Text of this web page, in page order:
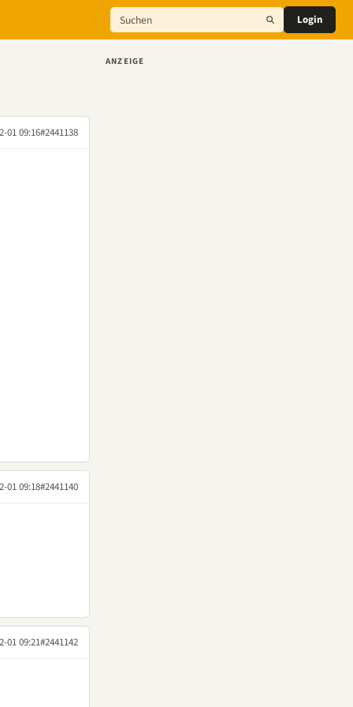
Login
01 09:16#2441138
01 09:18#2441140
01 09:21#2441142
ANZEIGE